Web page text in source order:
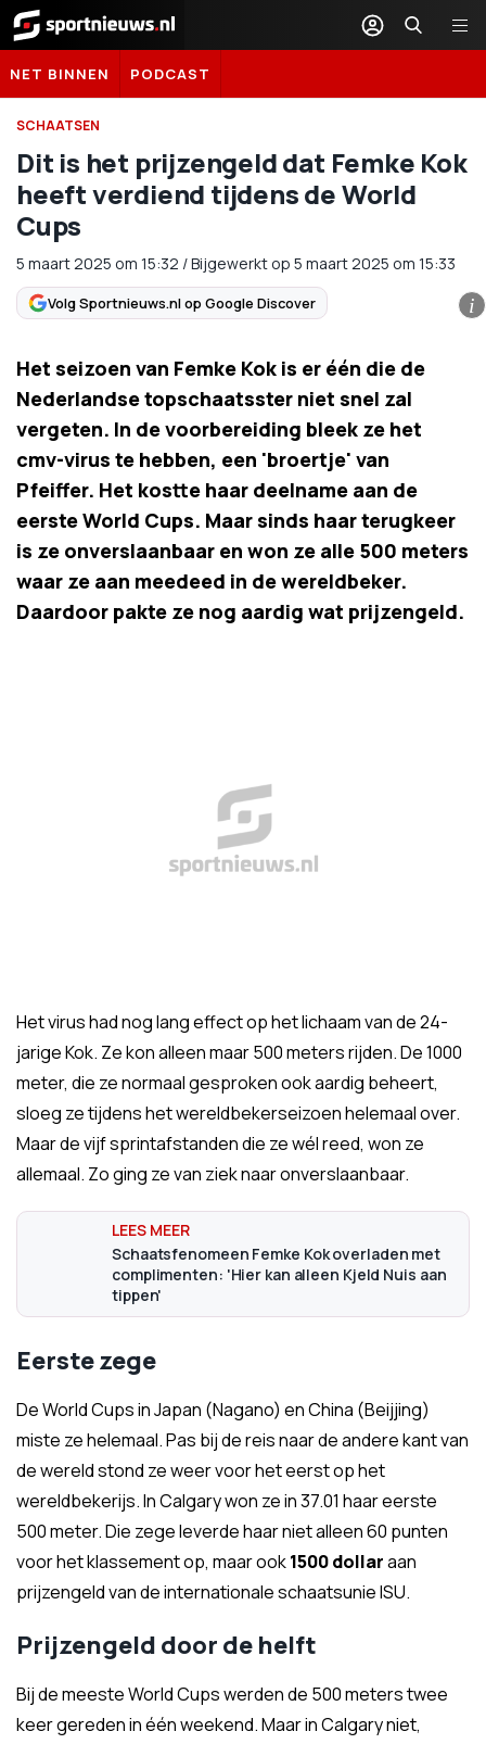
Sportnieuws.nl
NET BINNEN PODCAST
SCHAATSEN
Dit is het prijzengeld dat Femke Kok
heeft verdiend tijdens de World
Cups
5 maart 2025 om 15:32 /Bijgewerkt op 5 maart 2025 om 15:33
Volg Sportnieuws.nl op Google Discover i
Het seizoen van Femke Kok is er één die de
Nederlandse topschaatsster niet snel zal
vergeten. In de voorbereiding bleek ze het
cmv-virus te hebben, een 'broertje' van
Pfeiffer. Het kostte haar deelname aan de
eerste World Cups. Maar sinds haar terugkeer
is ze onverslaanbaar en won ze alle 500 meters
waar ze aan meedeed in de wereldbeker.
Daardoor pakte ze nog aardig wat prijzengeld.
Het virus had nog lang effect op het lichaam van de 24-
jarige Kok. Ze kon alleen maar 500 meters rijden. De 1000
meter, die ze normaal gesproken ook aardig beheert,
sloeg ze tijdens het wereldbekerseizoen helemaal over.
Maar de vijf sprintafstanden die ze wél reed, won ze
allemaal. Zo ging ze van ziek naar onverslaanbaar.
Schaatsfenomeen Femke Kok overladen met
complimenten: 'Hier kan alleen Kjeld Nuis aan
tippen'
Eerste zege
De World Cups in Japan (Nagano) en China (Beijjing)
miste ze helemaal. Pas bij de reis naar de andere kant van
de wereld stond ze weer voor het eerst op het
wereldbekerijs. In Calgary won ze in 37.01 haar eerste
500 meter. Die zege leverde haar niet alleen 60 punten
voor het klassement op, maar ook1500 dollaraan
prijzengeld van de internationale schaatsunie ISU.
Prijzengeld door de helft
Bij de meeste World Cups werden de 500 meters twee
keer gereden in één weekend. Maar in Calgary niet,